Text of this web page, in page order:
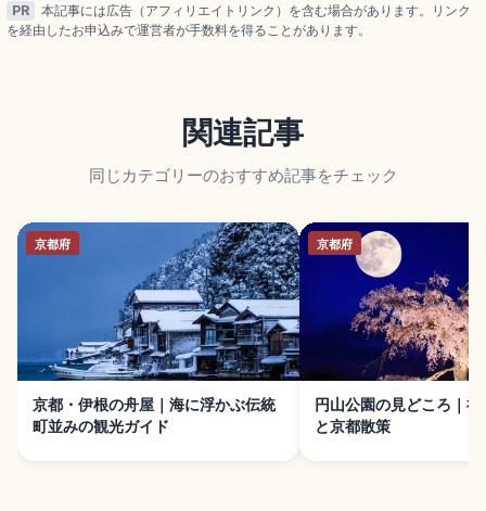
PR
本記事には広告（アフィリエイトリンク）を含む場合があります。リンク
を経由したお申込みで運営者が手数料を得ることがあります。
関連記事
同じカテゴリーのおすすめ記事をチェック
京都府
京都・伊根の舟屋｜海に浮かぶ伝統
町並みの観光ガイド
京都府
円山公園の見どころ｜
と京都散策